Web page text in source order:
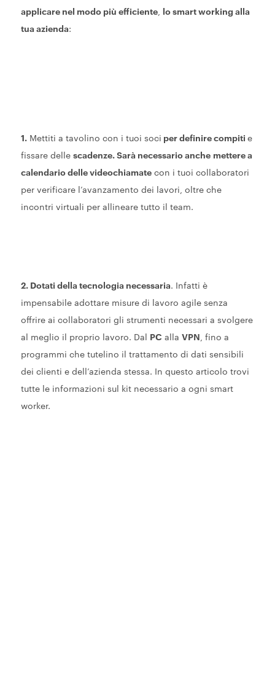
applicare nel modo più efficiente, lo smart working alla
tua azienda:
1.Mettiti a tavolino con i tuoi soci per definire compiti e
fissare delle scadenze. Sarà necessario anche mettere a
calendario delle videochiamatecon i tuoi collaboratori
per verificare l’avanzamento dei lavori, oltre che
incontri virtuali per allineare tutto il team.
2. Dotati della tecnologia necessaria. Infatti è
impensabile adottare misure di lavoro agile senza
offrire ai collaboratori gli strumenti necessari a svolgere
al meglio il proprio lavoro. Dal
PC alla VPN , fino a
programmi che tutelino il trattamento di dati sensibili
dei clienti e dell’azienda stessa. In questo articolo trovi
tutte le informazioni sul kit necessario a ogni smart
worker.